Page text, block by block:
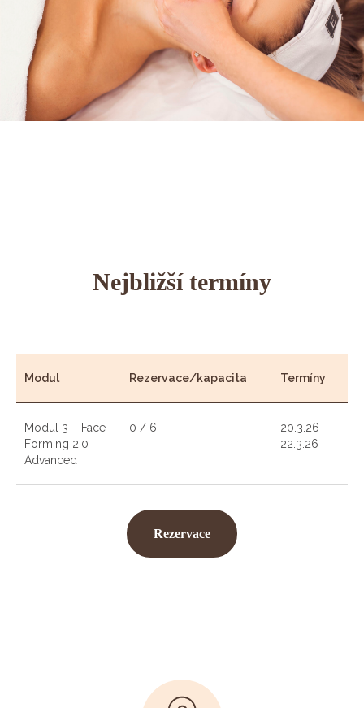
Nejbližší termíny
Modul Rezervace/kapacita Termíny
Modul 3 – Face
Forming 2.0
Advanced
0 / 6
20.3.26–
22.3.26
Rezervace